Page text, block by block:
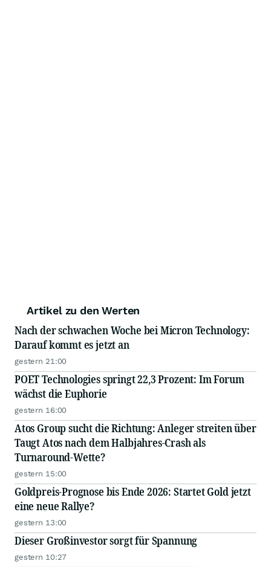
Artikel zu den Werten
Nach der schwachen Woche bei Micron Technology:
Darauf kommt es jetzt an
gestern 21:00
POET Technologies springt 22,3 Prozent: Im Forum
wächst die Euphorie
gestern 16:00
Atos Group sucht die Richtung: Anleger streiten über
Taugt Atos nach dem Halbjahres-Crash als
Turnaround-Wette?
gestern 15:00
Goldpreis-Prognose bis Ende 2026: Startet Gold jetzt
eine neue Rallye?
gestern 13:00
Dieser Großinvestor sorgt für Spannung
gestern 10:27